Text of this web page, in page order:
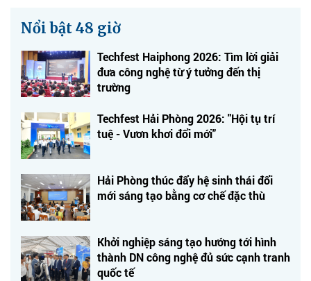
Nổi bật 48 giờ
Techfest Haiphong 2026: Tìm lời giải
đưa công nghệ từ ý tưởng đến thị
trường
Techfest Hải Phòng 2026: "Hội tụ trí
tuệ - Vươn khơi đổi mới"
Hải Phòng thúc đẩy hệ sinh thái đổi
mới sáng tạo bằng cơ chế đặc thù
Khởi nghiệp sáng tạo hướng tới hình
thành DN công nghệ đủ sức cạnh tranh
quốc tế